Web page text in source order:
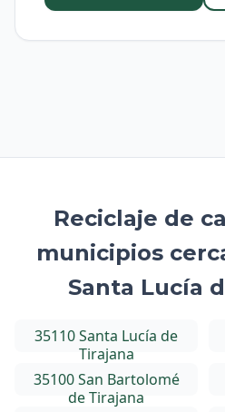
Reciclaje de
municipios
Santa Lucía
35110 Santa Lucía de
Tirajana
35100 San Bartolomé
de Tirajana